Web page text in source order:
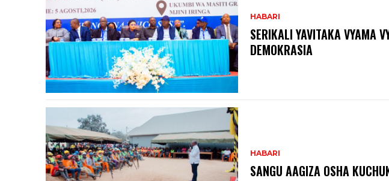
HABARI
SERIKALI YAVITAKA VYAMA
DEMOKRASIA
HABARI
SANGU AAGIZA OSHA